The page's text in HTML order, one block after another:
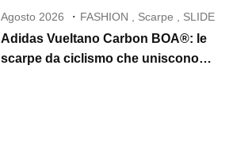
Agosto 2026 FASHION Scarpe SLIDE
Adidas Vueltano Carbon BOA®: le
scarpe da ciclismo che uniscono